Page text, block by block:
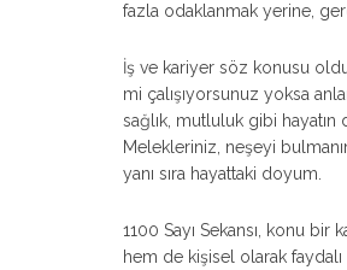
fazla odaklanmak yerine,
İş ve kariyer söz konusu
mi çalışıyorsunuz yoksa
sağlık, mutluluk gibi hayatın
Melekleriniz, neşeyi
yanı sıra hayattaki doyum.
1100 Sayı Sekansı, konu
hem de kişisel olarak